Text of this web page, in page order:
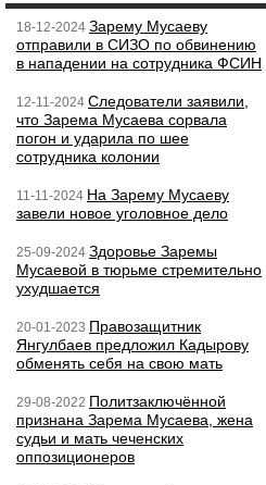
18-12-2024 Зарему Мусаеву
отправили в СИЗО по обвинению
в нападении на сотрудника ФСИН
12-11-2024 Следователи заявили,
что Зарема Мусаева сорвала
погон и ударила по шее
сотрудника колонии
11-11-2024 На Зарему Мусаеву
завели новое уголовное дело
25-09-2024 Здоровье Заремы
Мусаевой в тюрьме стремительно
ухудшается
20-01-2023 Правозащитник
Янгулбаев предложил Кадырову
обменять себя на свою мать
29-08-2022 Политзаключённой
признана Зарема Мусаева, жена
судьи и мать чеченских
оппозиционеров